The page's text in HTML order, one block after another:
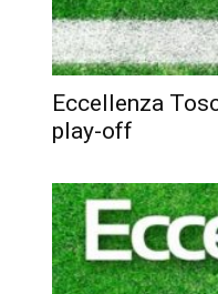
Eccellenza
play-off